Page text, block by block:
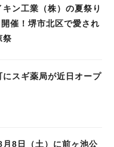
キン工業（株）の夏祭り
催！堺市北区で愛され
祭
にスギ薬局が近日オープ
月8日（土）に前ヶ池公